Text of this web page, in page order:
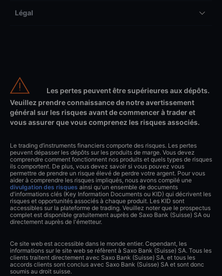
Légal
Les pertes peuvent être supérieures aux dépôts.
Veuillez prendre connaissance de notre avertissement
général sur les risques avant de commencer à trader et
vous assurer que vous comprenez les risques associés.
Le trading d’instruments financiers comporte des risques. Les pertes
peuvent dépasser les dépôts sur les produits de marge. Vous devez
comprendre comment fonctionnent nos produits et quels types de risques
ils comportent. De plus, vous devez savoir si vous pouvez vous
permettre de prendre un risque élevé de perdre votre argent. Pour vous
aider à comprendre les risques impliqués, nous avons compilé une
divulgation des risques ainsi qu'un ensemble de documents
d'informations clés (Key Information Documents ou KID) qui décrivent les
risques et opportunités associés à chaque produit. Les KID sont
accessibles sur la plateforme de trading. Veuillez noter que le prospectus
complet est disponible gratuitement auprès de Saxo Bank (Suisse) SA ou
directement auprès de l'émetteur.
Ce site web est accessible dans le monde entier. Cependant, les
informations sur le site web se réfèrent à Saxo Bank (Suisse) SA. Tous les
clients traitent directement avec Saxo Bank (Suisse) SA. et tous les
accords clients sont conclus avec Saxo Bank (Suisse) SA et sont donc
soumis au droit suisse.